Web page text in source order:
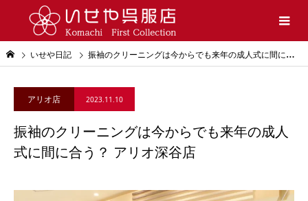
いせや日記 振袖のクリーニングは今からでも来年の成人式に間に合う？ アリオ深谷店
アリオ店 2023.11.10
振袖のクリーニングは今からでも来年の成人
式に間に合う？ アリオ深谷店